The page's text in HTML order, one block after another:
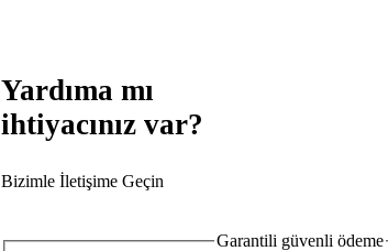
Yardıma mı
ihtiyacınız var?
Bizimle İletişime Geçin
Garantili güvenli ödeme